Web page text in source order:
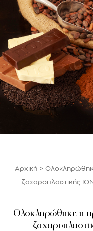
Αρχική>
ζαχαροπλαστικής
Ολοκληρώθηκε η